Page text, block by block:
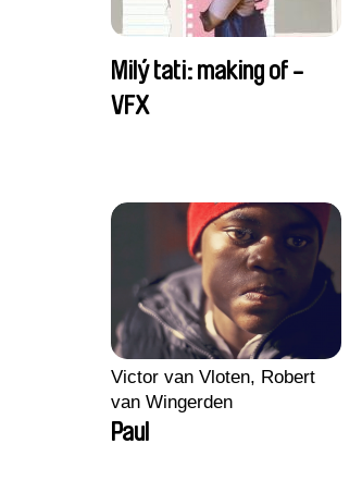
Milý tati: making of -
VFX
Victor van Vloten, Robert
van Wingerden
Paul